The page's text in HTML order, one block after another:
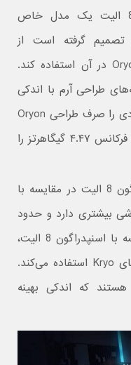
از نظر کوالکام تراشه اسنپدراگون 8 الیت یک مدل خاص
گرفته است از
هسته‌های اختصاصی خود با نام Oryon در آن استفاده کند.
طراحی آرم با اندکی
تغییر نیستند. اینبار کوالکام تلاش زیادی را صرف طراحی Oryon
کرده است. در نتیجه آنها می‌توانند تا فرکانس ۴.۴۷ گیگاهرتز را
به‌ادعای شرکت سازنده مدل اسنپدراگون 8 الیت در مقایسه با
پردازشی بیشتری دارد و حدود
۴۴ درصد هم بهینه‌تر است. در مقایسه با اسنپدراگون 8 الیت،
مدل 8s نسل 4 از هسته‌های نام‌آشنای Kryo استفاده می‌کند.
که اندکی بهینه